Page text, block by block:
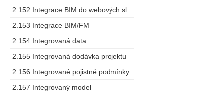
2.153 Integrace BIM/FM
2.154 Integrovaná data
2.155 Integrovaná dodávka projektu
2.156 Integrované pojistné podmínky
2.157 Integrovaný model